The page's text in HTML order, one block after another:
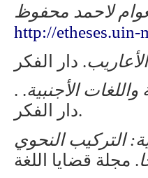
ﻻحمد محفوظ
http://
واللغات الأجنبية. .
دار الفكر.
التركيب النحوي